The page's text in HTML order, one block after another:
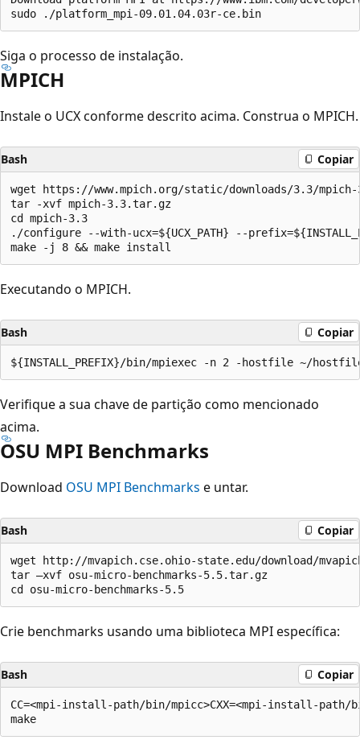
Siga o processo de instalação.
MPICH
Instale o UCX conforme descrito acima. Construa o MPICH.
Bash Copiar
wget https://www.mpich.org/static/downloads/3.3/
tar -xvf mpich-3.3.tar.gz
cd mpich-3.3
./configure --with-ucx=${UCX_PATH} --
Executando o MPICH.
Bash Copiar
Verifique a sua chave de partição como mencionado
acima.
OSU MPI Benchmarks
Download OSU MPI Benchmarks e untar.
Bash Copiar
wget http://mvapich.cse.ohio-state.edu/download/
tar –xvf osu-micro-benchmarks-5.5.tar.gz
Crie benchmarks usando uma biblioteca MPI específica:
Bash Copiar
CC=<mpi-install-path/bin/mpicc>CXX=<mpi-install-